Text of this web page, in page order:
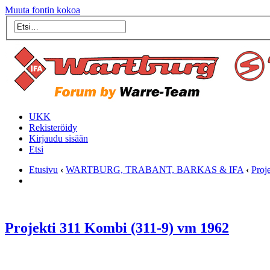
Muuta fontin kokoa
UKK
Rekisteröidy
Kirjaudu sisään
Etsi
Etusivu ‹ WARTBURG, TRABANT, BARKAS & IFA ‹
Projekti 311 Kombi (311-9) vm 1962